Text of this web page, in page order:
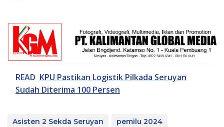
READ KPU Pastikan Logistik Pilkada Seruyan
Sudah Diterima 100 Persen
Asisten 2 Sekda Seruyan
pemilu 2024